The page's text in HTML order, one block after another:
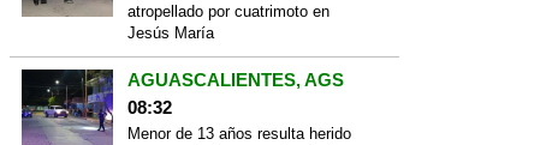
atropellado por cuatrimoto en
Jesús María
AGUASCALIENTES, AGS
08:32
Menor de 13 años resulta herido